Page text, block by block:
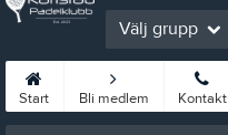
Välj grupp
Start Bli medlem Kontakt